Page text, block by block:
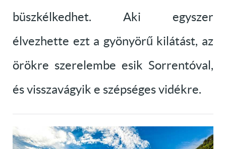
büszkélkedhet. Aki egyszer
élvezhette ezt a gyönyörű kilátást, az
örökre szerelembe esik Sorrentóval,
és visszavágyik e szépséges vidékre.